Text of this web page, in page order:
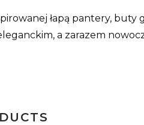
łapą pantery,
a zarazem